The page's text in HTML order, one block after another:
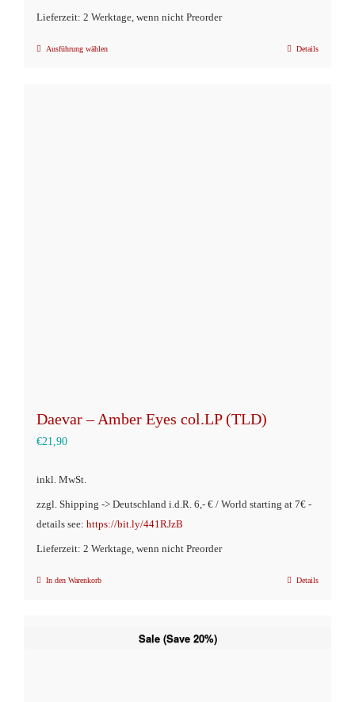
Lieferzeit: 2 Werktage, wenn nicht Preorder
Ausführung wählenDieses
Details
Daevar – Amber Eyes col.LP (TLD)
€21,90
inkl. MwSt.
zzgl. Shipping -> Deutschland i.d.R. 6,- € / World starting at 7€ -
details see: https://bit.ly/441RJzB
Lieferzeit: 2 Werktage, wenn nicht Preorder
In den Warenkorb Details
Sale (Save 20%)